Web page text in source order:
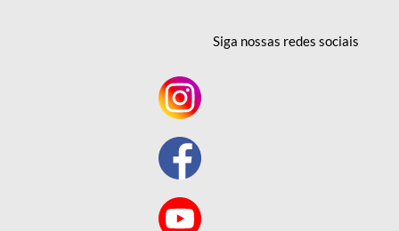
Siga nossas redessociais